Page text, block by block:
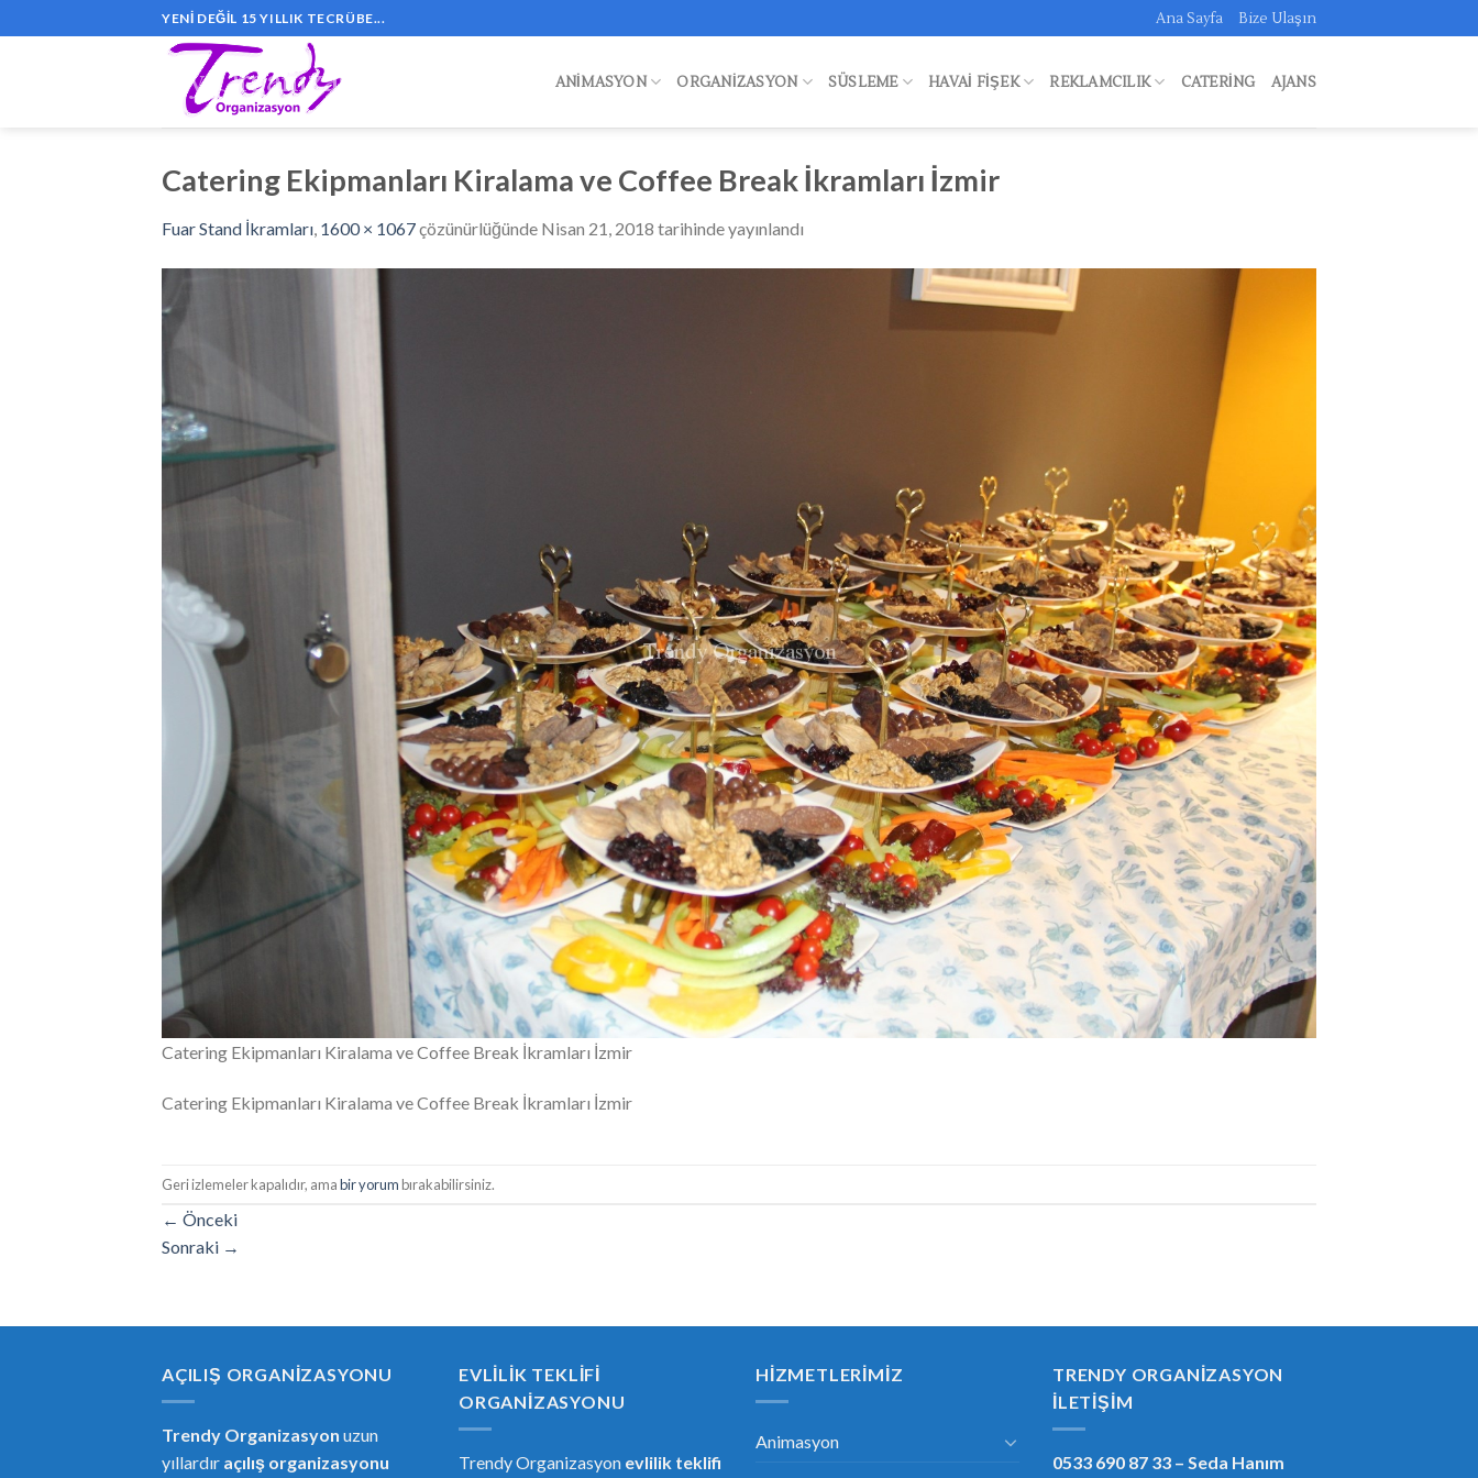
to
YENI DEĞIL 15 YILLIK TECRÜBE... Ana Sayfa Bize Ulaşın
ANIMASYON ORGANIZASYON SÜSLEME HAVAI FIŞEK REKLAMCILIK CATERING AJANS
Catering Ekipmanları Kiralama ve Coffee Break İkramları İzmir
Fuar Stand İkramları 1600 × 1067çözünürlüğünde Nisan 21, 2018 tarihinde yayınlandı
Catering Ekipmanları Kiralama ve Coffee Break İkramları İzmir
Catering Ekipmanları Kiralama ve Coffee Break İkramları İzmir
Geri izlemeler kapalıdır, amabir yorumbırakabilirsiniz.
← Önceki
Sonraki →
AÇILIŞ ORGANIZASYONU
Trendy Organizasyon uzun
yıllardır açılış organizasyonu
EVLILIK TEKLIFI
ORGANIZASYONU
Trendy Organizasyon evlilik teklifi
HIZMETLERIMIZ
Animasyon
TRENDY ORGANIZASYON
İLETIŞIM
0533 690 87 33 – Seda Hanım